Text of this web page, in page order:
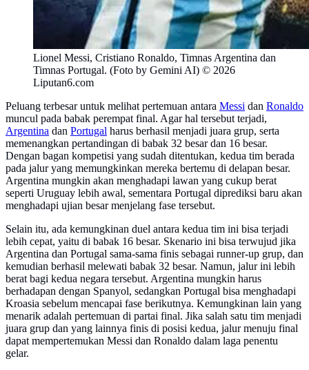
Lionel Messi, Cristiano Ronaldo, Timnas Argentina dan
Timnas Portugal. (Foto by Gemini AI) © 2026
Liputan6.com
Peluang terbesar untuk melihat pertemuan antara Messi dan Ronaldo
muncul pada babak perempat final. Agar hal tersebut terjadi,
Argentina dan Portugal harus berhasil menjadi juara grup, serta
memenangkan pertandingan di babak 32 besar dan 16 besar.
Dengan bagan kompetisi yang sudah ditentukan, kedua tim berada
pada jalur yang memungkinkan mereka bertemu di delapan besar.
Argentina mungkin akan menghadapi lawan yang cukup berat
seperti Uruguay lebih awal, sementara Portugal diprediksi baru akan
menghadapi ujian besar menjelang fase tersebut.
Selain itu, ada kemungkinan duel antara kedua tim ini bisa terjadi
lebih cepat, yaitu di babak 16 besar. Skenario ini bisa terwujud jika
Argentina dan Portugal sama-sama finis sebagai runner-up grup, dan
kemudian berhasil melewati babak 32 besar. Namun, jalur ini lebih
berat bagi kedua negara tersebut. Argentina mungkin harus
berhadapan dengan Spanyol, sedangkan Portugal bisa menghadapi
Kroasia sebelum mencapai fase berikutnya. Kemungkinan lain yang
menarik adalah pertemuan di partai final. Jika salah satu tim menjadi
juara grup dan yang lainnya finis di posisi kedua, jalur menuju final
dapat mempertemukan Messi dan Ronaldo dalam laga penentu
gelar.